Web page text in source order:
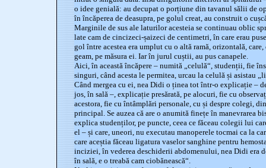
o idee genială: au decupat o porțiune din tavanul sălii de
în încăperea de deasupra, pe golul creat, au construit o
Marginile de sus ale laturilor acesteia se continuau oblic
late cam de cincizeci-șaizeci de centimetri, în care erau
gol între acestea era umplut cu o altă ramă, orizontală, care,
geam, pe măsura ei. Iar în jurul cuștii, au pus canapele.
Aici, în această încăpere – numită „celulă“, studenții, fie
singuri, când acesta le permitea, urcau la celulă și asistau
Când mergea cu ei, nea Didi o ținea tot într-o explicație –
jos, în sală –, explicație presărată, pe alocuri, fie cu
acestora, fie cu întâmplări personale, cu și despre colegi,
principal. Se auzea că are o anumită finețe în manevrarea
explica studenților, pe puncte, ceea ce făceau colegii lui
el – și care, uneori, nu executau manoperele tocmai ca la
care aceștia făceau ligatura vaselor sanghine pentru
inciziei, în vederea deschiderii abdomenului, nea Didi era
în sală, e o treabă cam ciobănească“.